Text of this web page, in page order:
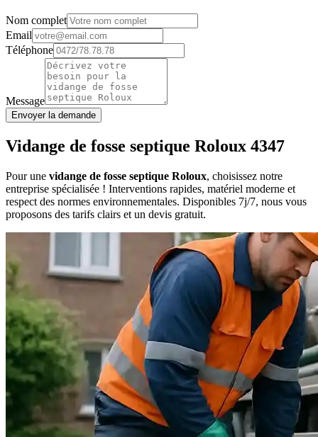
Nom complet
Email
Téléphone
Message
Envoyer la demande
Vidange de fosse septique Roloux 4347
Pour une vidange de fosse septique Roloux, choisissez notre
entreprise spécialisée ! Interventions rapides, matériel moderne et
respect des normes environnementales. Disponibles 7j/7, nous vous
proposons des tarifs clairs et un devis gratuit.